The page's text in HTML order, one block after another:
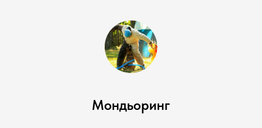
Мондьоринг